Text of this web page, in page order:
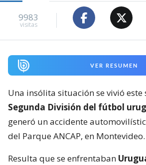
9983
visitas
VER RESUMEN
Una insólita situación se vivió este
Segunda División del fútbol
generó un accidente
del Parque ANCAP, en Montevideo.
Resulta que se enfrentaban